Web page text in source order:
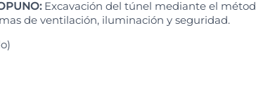
Excavación del túnel mediante el
de ventilación, iluminación y seguridad.